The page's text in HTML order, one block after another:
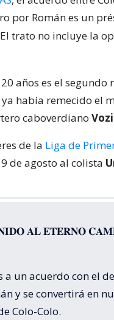
por Román es un
El trato no incluye la
años es el segundo
ya había remecido el
caboverdiano
de la Liga de
de agosto al colista
𝐀𝐋 𝐄𝐓𝐄𝐑𝐍𝐎
a un acuerdo con el
y se convertirá en
Colo-Colo.